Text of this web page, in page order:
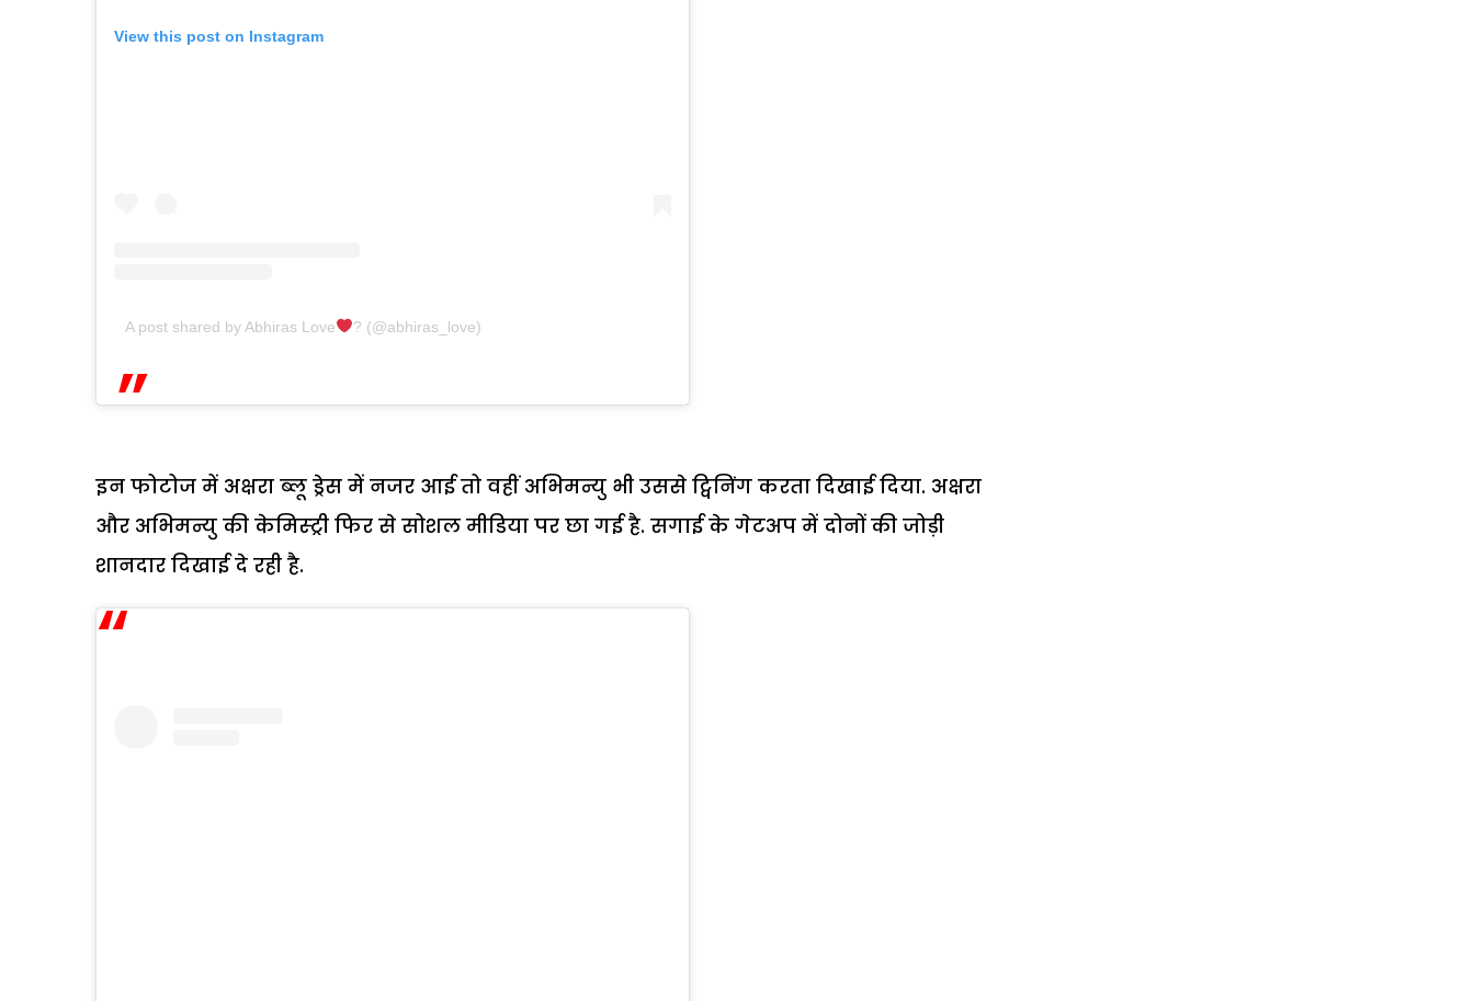
View this post on Instagram
A post shared by Abhiras Love ? (@abhiras_love)
इन फोटोज में अक्षरा ब्लू ड्रेस में नजर आई तो वहीं अभिमन्यु भी उससे ट्विनिंग करता दिखाई दिया. अक्षरा
और अभिमन्यु की केमिस्ट्री फिर से सोशल मीडिया पर छा गई है. सगाई के गेटअप में दोनों की जोड़ी
शानदार दिखाई दे रही है.